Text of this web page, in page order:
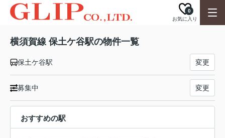
お気に入り
0
横須賀線 保土ケ谷駅の物件一覧
保土ケ谷駅 変更
募集中 変更
おすすめの駅